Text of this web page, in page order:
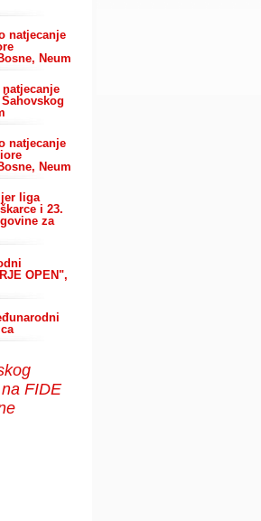
natjecanje
Neum
natjecanje
natjecanje
Neum
liga
i 23.
za
OPEN",
FIDE